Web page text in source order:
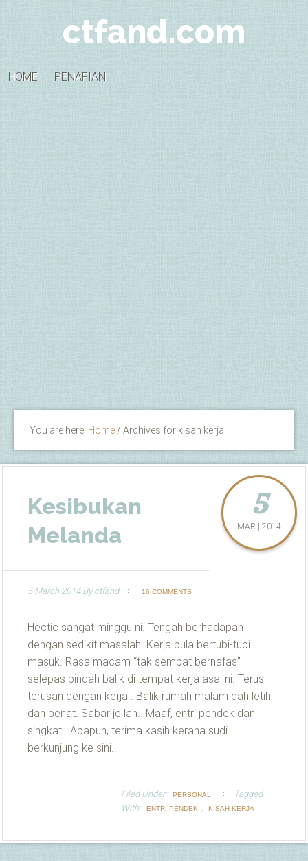
ctfand.com
HOME PENAFIAN
You are here: Home / Archives for kisah kerja
Kesibukan
Melanda
5
MAR | 2014
5 March 2014Byctfand 16 COMMENTS
Hectic sangat minggu ni. Tengah berhadapan
dengan sedikit masalah. Kerja pula bertubi-tubi
masuk. Rasa macam “tak sempat bernafas”
selepas pindah balik di tempat kerja asal ni. Terus-
terusan dengan kerja.. Balik rumah malam dah letih
dan penat. Sabar je lah.. Maaf, entri pendek dan
singkat.. Apapun, terima kasih kerana sudi
berkunjung ke sini..
Filed Under: PERSONAL
Tagged
With:
ENTRI PENDEK , KISAH KERJA